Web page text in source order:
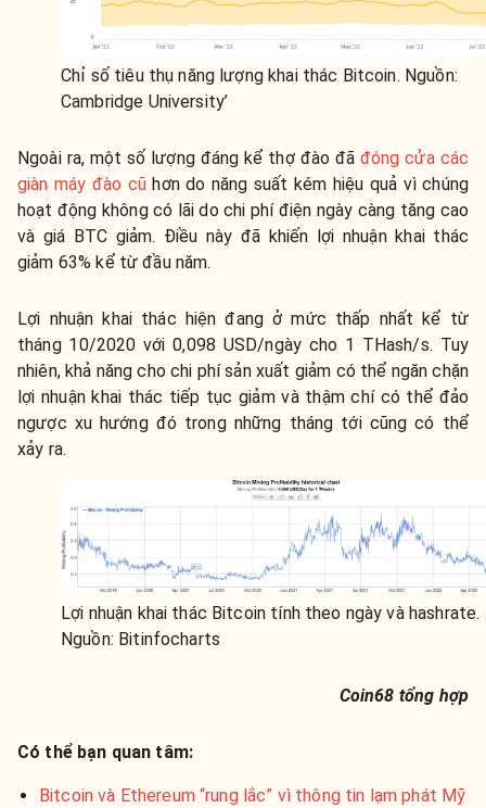
Chỉ số tiêu thụ năng lượng khai thác Bitcoin. Nguồn:
Cambridge University’
Ngoài ra, một số lượng đáng kể thợ đào đã đóng cửa các
giàn máy đào cũhơn do năng suất kém hiệu quả vì chúng
hoạt động không có lãi do chi phí điện ngày càng tăng cao
và giá BTC giảm. Điều này đã khiến lợi nhuận khai thác
giảm 63% kể từ đầu năm.
Lợi nhuận khai thác hiện đang ở mức thấp nhất kể từ
tháng 10/2020 với 0,098 USD/ngày cho 1 THash/s. Tuy
nhiên, khả năng cho chi phí sản xuất giảm có thể ngăn chặn
lợi nhuận khai thác tiếp tục giảm và thậm chí có thể đảo
ngược xu hướng đó trong những tháng tới cũng có thể
xảy ra.
Lợi nhuận khai thác Bitcoin tính theo ngày và hashrate.
Nguồn: Bitinfocharts
Coin68 tổng hợp
Có thể bạn quan tâm:
Bitcoin và Ethereum “rung lắc” vì thông tin lạm phát Mỹ